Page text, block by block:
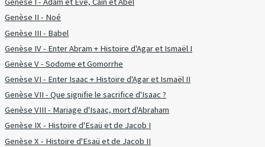
Genèse II - Noé
Genèse III - Babel
Genèse IV - Enter Abram + Histoire d'Agar et Ismaël I
Genèse V - Sodome et Gomorrhe
Genèse VI - Enter Isaac + Histoire d'Agar et Ismaël II
Genèse VII - Que signifie le sacrifice d'Isaac ?
Genèse VIII - Mariage d'Isaac, mort d'Abraham
Genèse IX - Histoire d'Esaü et de Jacob I
Genèse X - Histoire d'Esaü et de Jacob II